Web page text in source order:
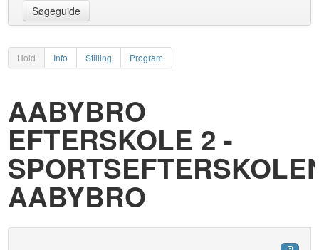
Søgeguide
Hold Info Stilling Program
AABYBRO
EFTERSKOLE 2 -
AABYBRO